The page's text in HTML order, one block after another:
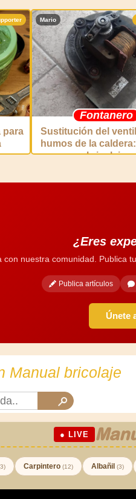
para
Mario
Fontanero
Sustitución del
humos de la
bricolaje
¿Eres
nuestra comunidad. Publica
Publica artículos
Únete
Manual bricolaje
● LIVE
Carpintero (12) Albañil (3)